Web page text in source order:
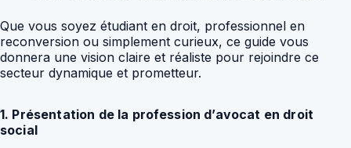
Que vous soyez étudiant en droit, professionnel en
reconversion ou simplement curieux, ce guide vous
donnera une vision claire et réaliste pour rejoindre ce
secteur dynamique et prometteur.
1. Présentation de la profession d’avocat en droit
social